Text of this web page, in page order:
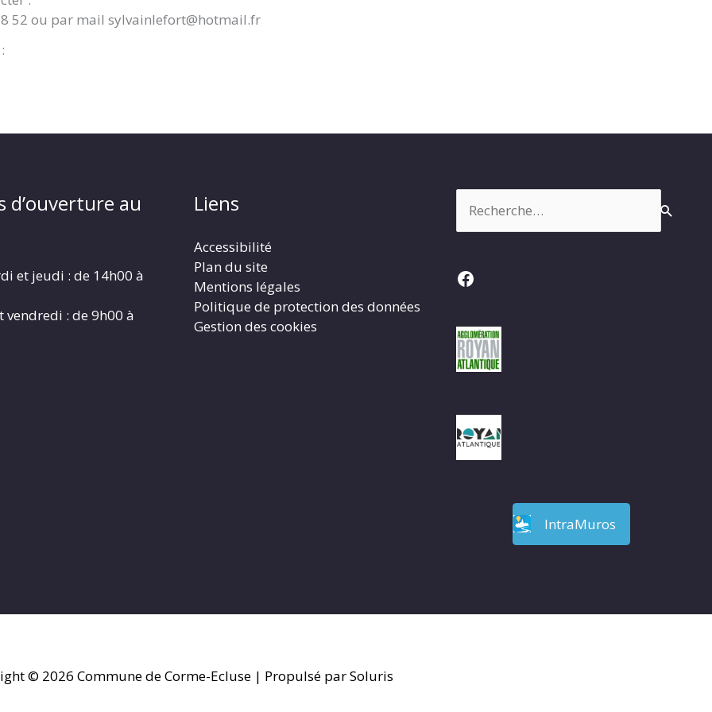
52 ou par mail sylvainlefort@hotmail.fr
d’ouverture au
et jeudi : de 14h00 à
vendredi : de 9h00 à
Liens
Accessibilité
Plan du site
Mentions légales
Politique de protection des données
Gestion des cookies
Facebook
IntraMuros
© 2026 Commune de Corme-Ecluse | Propulsé par Soluris